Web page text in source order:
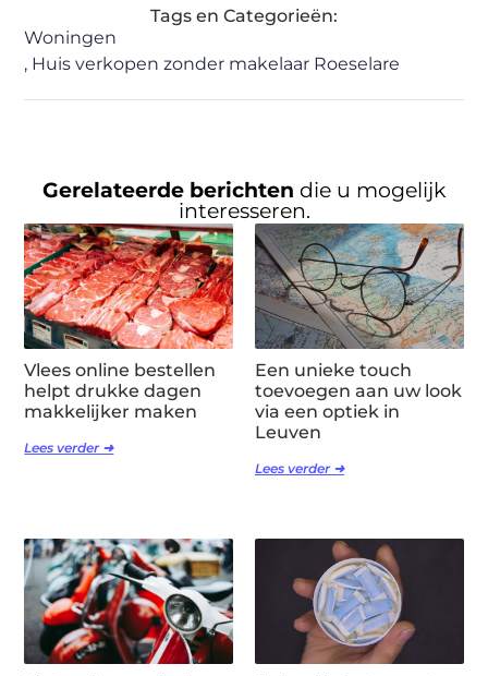
Tags en Categorieën:
Woningen
, Huis verkopen zonder makelaar Roeselare
Gerelateerde berichten die u mogelijk
interesseren.
Vlees online bestellen
helpt drukke dagen
makkelijker maken
Lees verder ➜
Een unieke touch
toevoegen aan uw look
via een optiek in
Leuven
Lees verder ➜